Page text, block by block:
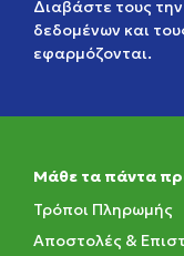
Διαβάστε τους την
δεδομένων και
εφαρμόζονται.
Μάθε τα πάντα
Τρόποι Πληρωμής
Αποστολές &